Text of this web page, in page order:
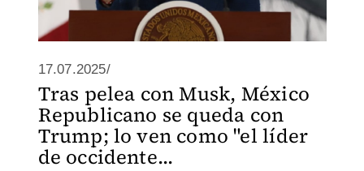
17.07.2025/
Tras pelea con Musk, México
Republicano se queda con
Trump; lo ven como "el líder
de occidente...